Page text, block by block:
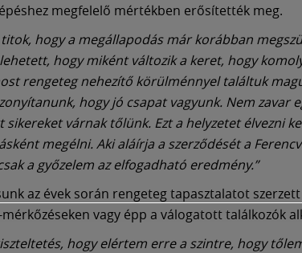
megfelelő mértékben erősítették meg.
titok, hogy a megállapodás már korábban
hogy miként változik a keret, hogy
rengeteg nehezítő körülménnyel találtuk
hogy jó csapat vagyunk. Nem zavar
sikereket várnak tőlünk. Ezt a helyzetet élvezni
megélni. Aki aláírja a szerződését a
a győzelem az elfogadható eredmény.”
az évek során rengeteg tapasztalatot
mérkőzéseken vagy épp a válogatott találkozók
hogy elértem erre a szintre, hogy